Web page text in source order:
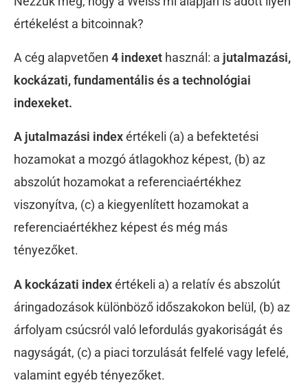
értékelést a bitcoinnak?
A cég alapvetően 4 indexet használ: a jutalmazási,
kockázati, fundamentális és a technológiai
indexeket.
A jutalmazási indexértékeli (a) a befektetési
hozamokat a mozgó átlagokhoz képest, (b) az
abszolút hozamokat a referenciaértékhez
viszonyítva, (c) a kiegyenlített hozamokat a
referenciaértékhez képest és még más
tényezőket.
A kockázati indexértékeli a) a relatív és abszolút
áringadozások különböző időszakokon belül, (b) az
árfolyam csúcsról való lefordulás gyakoriságát és
nagyságát, (c) a piaci torzulását felfelé vagy lefelé,
valamint egyéb tényezőket.